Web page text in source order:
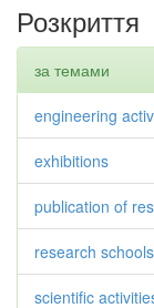
Розкриття
за темами
engineering
exhibitions
publication of
research
scientific